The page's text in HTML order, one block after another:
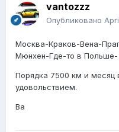
vantozzz
Опубликовано
Москва-Краков-Вена-
Мюнхен-Где-то в
Порядка 7500 км и месяц
удовольствием.
Ва